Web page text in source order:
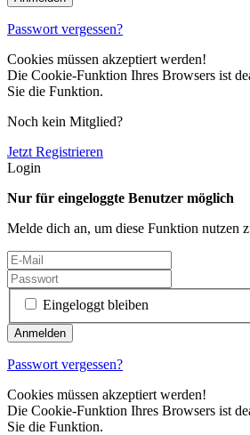
Passwort vergessen?
Cookies müssen akzeptiert werden!
Die Cookie-Funktion Ihres Browsers ist
Sie die Funktion.
Noch kein Mitglied?
Jetzt Registrieren
Login
Nur für eingeloggte Benutzer möglich
Melde dich an, um diese Funktion nutzen
Eingeloggt bleiben
Passwort vergessen?
Cookies müssen akzeptiert werden!
Die Cookie-Funktion Ihres Browsers ist
Sie die Funktion.